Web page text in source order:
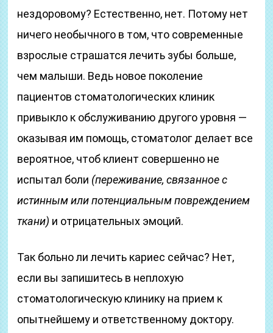
нездоровому? Естественно, нет. Потому нет
ничего необычного в том, что современные
взрослые страшатся лечить зубы больше,
чем малыши. Ведь новое поколение
пациентов стоматологических клиник
привыкло к обслуживанию другого уровня —
оказывая им помощь, стоматолог делает все
вероятное, чтоб клиент совершенно не
испытал боли (переживание, связанное с
истинным или потенциальным повреждением
ткани) и отрицательных эмоций.
Так больно ли лечить кариес сейчас? Нет,
если вы запишитесь в неплохую
стоматологическую клинику на прием к
опытнейшему и ответственному доктору.